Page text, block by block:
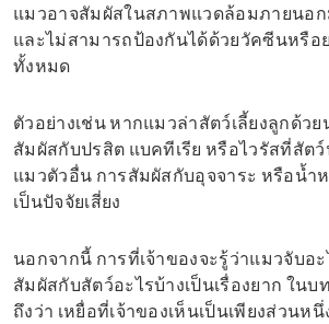
แมวอาจสัมผัสในสภาพแวดล้อมภายนอ
และไม่สามารถป้องกันได้ด้วยวัคซีนหรือ
ทั้งหมด
ตัวอย่างเช่น หากแมวล่าสัตว์เลี้ยงลูกด้ว
สัมผัสกับปรสิต แบคทีเรีย หรือไวรัสที่สัต
แมวตัวอื่น การสัมผัสกับอุจจาระ หรือน้ำ
เป็นปัจจัยเสี่ยง
นอกจากนี้ การที่เจ้าของจะรู้ว่าแมวจับอ
สัมผัสกับสัตว์อะไรบ้างเป็นเรื่องยาก ในบ
ถึงว่า เหยื่อที่เจ้าของเห็นเป็นเพียงส่วนห